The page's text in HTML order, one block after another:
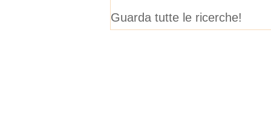
Guarda tutte le ricerche!